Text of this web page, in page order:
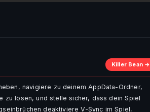
Killer Bean →
navigiere zu deinem AppData-Ordner,
zu lösen, und stelle sicher, dass dein Spiel
deaktiviere V-Sync im Spiel,